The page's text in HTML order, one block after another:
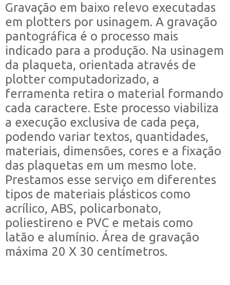
Gravação em baixo relevo executadas
em plotters por usinagem. A gravação
pantográfica é o processo mais
indicado para a produção. Na usinagem
da plaqueta, orientada através de
plotter computadorizado, a
ferramenta retira o material formando
cada caractere. Este processo viabiliza
a execução exclusiva de cada peça,
podendo variar textos, quantidades,
materiais, dimensões, cores e a fixação
das plaquetas em um mesmo lote.
Prestamos esse serviço em diferentes
tipos de materiais plásticos como
acrílico, ABS, policarbonato,
poliestireno e PVC e metais como
latão e alumínio. Área de gravação
máxima 20 X 30 centímetros.